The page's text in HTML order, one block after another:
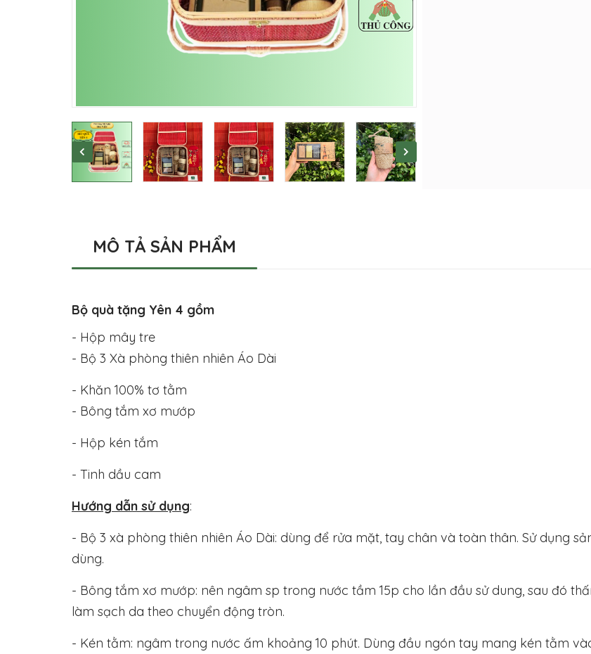
MÔ TẢ SẢN PHẨM
Bộ quà tặng Yên 4 gồm
- Hộp mây tre
- Bộ 3 Xà phòng thiên nhiên Áo Dài
- Khăn 100% tơ tằm
- Bông tắm xơ mướp
- Hộp kén tắm
- Tinh dầu cam
Hướng dẫn sử dụng:
- Bộ 3 xà phòng thiên nhiên Áo Dài: dùng để rửa mặt, tay chân và toàn thân. Sử dụng
dùng.
- Bông tắm xơ mướp: nên ngâm sp trong nước tầm 15p cho lần đầu sử dung, sau đó
làm sạch da theo chuyển động tròn.
- Kén tằm: ngâm trong nước ấm khoảng 10 phút. Dùng đầu ngón tay mang kén tằm